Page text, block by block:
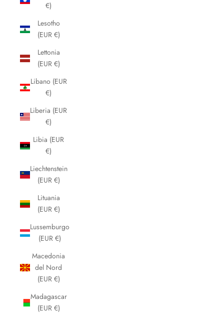
€)
Lesotho
(EUR €)
Lettonia
(EUR €)
Libano (EUR
€)
Liberia (EUR
€)
Libia (EUR
€)
Liechtenstein
(EUR €)
Lituania
(EUR €)
Lussemburgo
(EUR €)
Macedonia
del Nord
(EUR €)
Madagascar
(EUR €)